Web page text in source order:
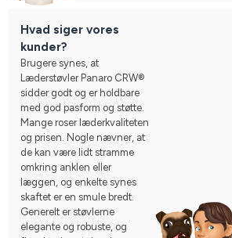
Hvad siger vores
kunder?
Brugere synes, at
Læderstøvler Panaro CRW®
sidder godt og er holdbare
med god pasform og støtte.
Mange roser læderkvaliteten
og prisen. Nogle nævner, at
de kan være lidt stramme
omkring anklen eller
læggen, og enkelte synes
skaftet er en smule bredt.
Generelt er støvlerne
elegante og robuste, og